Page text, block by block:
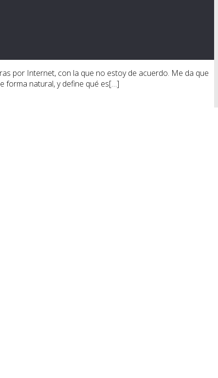
por Internet, con la que no estoy de acuerdo. Me da que
forma natural, y define qué es[…]